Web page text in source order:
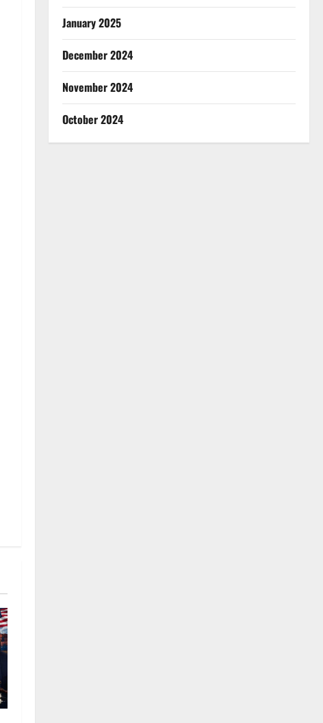
January 2025
December 2024
November 2024
October 2024